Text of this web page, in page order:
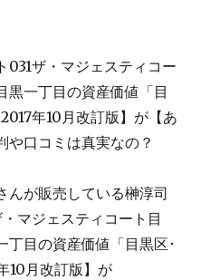
031ザ・マジェスティコー
黒一丁目の資産価値「目
年10月改訂版】が【あ
や口コミは真実なの？
んが販売している榊淳司
マジェスティコート目
丁目の資産価値「目黒区･
10月改訂版】が